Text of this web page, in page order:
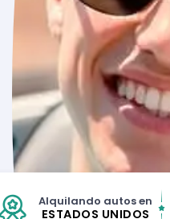
Alquilando autos en
ESTADOS UNIDOS